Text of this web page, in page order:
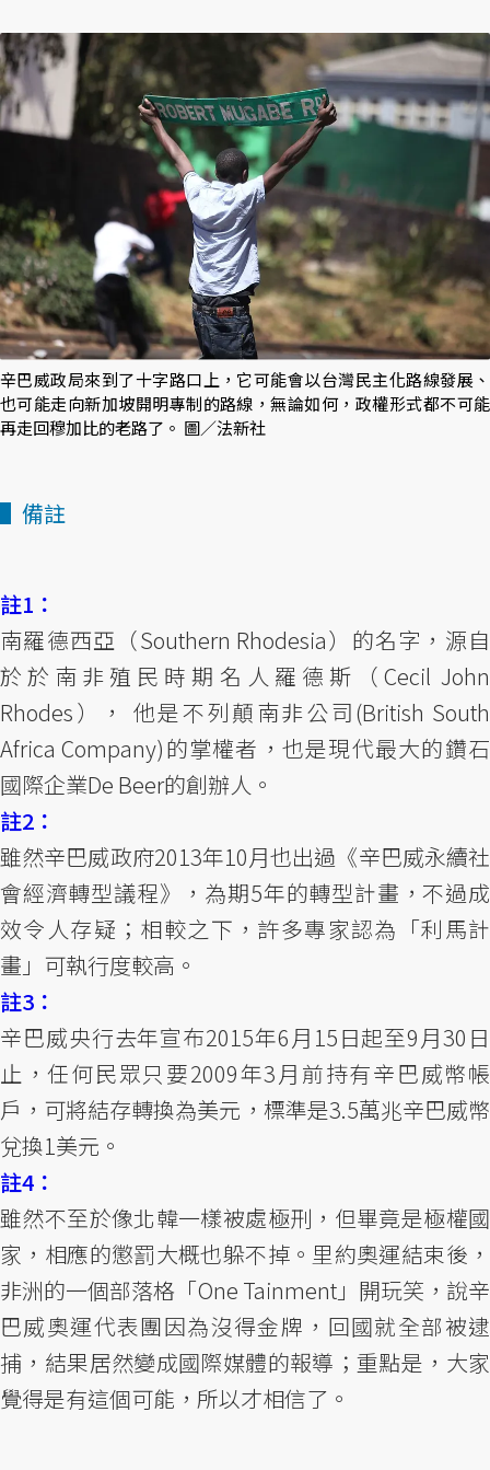
辛巴威政局來到了十字路口上，它可能會以台灣民主化路線發展、
也可能走向新加坡開明專制的路線，無論如何，政權形式都不可能
再走回穆加比的老路了。 圖／法新社
▌備註
註1：
南羅德西亞（Southern Rhodesia）的名字，源自
於於南非殖民時期名人羅德斯（Cecil John
Rhodes）， 他是不列顛南非公司(British South
Africa Company)的掌權者，也是現代最大的鑽石
國際企業De Beer的創辦人。
註2：
雖然辛巴威政府2013年10月也出過《辛巴威永續社
會經濟轉型議程》，為期5年的轉型計畫，不過成
效令人存疑；相較之下，許多專家認為「利馬計
畫」可執行度較高。
註3：
辛巴威央行去年宣布2015年6月15日起至9月30日
止，任何民眾只要2009年3月前持有辛巴威幣帳
戶，可將結存轉換為美元，標準是3.5萬兆辛巴威幣
兌換1美元。
註4：
雖然不至於像北韓一樣被處極刑，但畢竟是極權國
家，相應的懲罰大概也躲不掉。里約奧運結束後，
非洲的一個部落格「One Tainment」開玩笑，說辛
巴威奧運代表團因為沒得金牌，回國就全部被逮
捕，結果居然變成國際媒體的報導；重點是，大家
覺得是有這個可能，所以才相信了。